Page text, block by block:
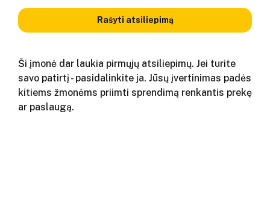
Rašyti atsiliepimą
Ši įmonė dar laukia pirmųjų atsiliepimų. Jei turite
savo patirtį - pasidalinkite ja. Jūsų įvertinimas padės
kitiems žmonėms priimti sprendimą renkantis prekę
ar paslaugą.